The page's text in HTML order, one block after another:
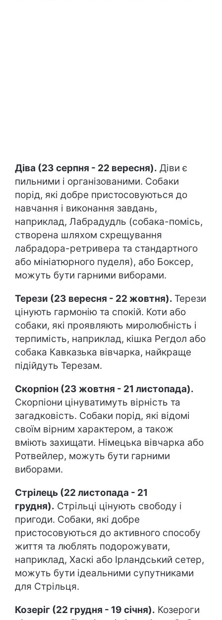
Діва (23 серпня - 22 вересня). Діви є
пильними і організованими. Собаки
порід, які добре пристосовуються до
навчання і виконання завдань,
наприклад, Лабрадудль (собака-помісь,
створена шляхом схрещування
лабрадора-ретривера та стандартного
або мініатюрного пуделя), або Боксер,
можуть бути гарними виборами.
Терези (23 вересня - 22 жовтня). Терези
цінують гармонію та спокій. Коти або
собаки, які проявляють миролюбність і
терпимість, наприклад, кішка Регдол або
собака Кавказька вівчарка, найкраще
підійдуть Терезам.
Скорпіон (23 жовтня - 21 листопада).
Скорпіони цінуватимуть вірність та
загадковість. Собаки порід, які відомі
своїм вірним характером, а також
вміють захищати. Німецька вівчарка або
Ротвейлер, можуть бути гарними
виборами.
Стрілець (22 листопада - 21
грудня). Стрільці цінують свободу і
пригоди. Собаки, які добре
пристосовуються до активного способу
життя та люблять подорожувати,
наприклад, Хаскі або Ірландський сетер,
можуть бути ідеальними супутниками
для Стрільця.
Козеріг (22 грудня - 19 січня). Козероги